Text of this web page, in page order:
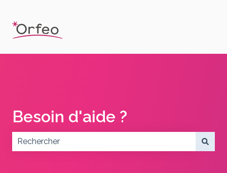
Besoin d'aide ?